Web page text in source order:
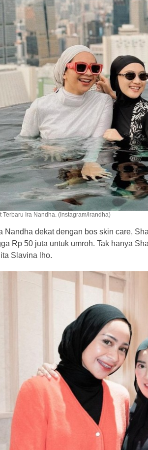
Terbaru Ira Nandha. (Instagram/irandha)
Nandha dekat dengan bos skin care,
Rp 50 juta untuk umroh. Tak hanya
Slavina lho.